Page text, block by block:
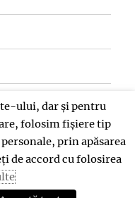
ului, dar și pentru
folosim fișiere tip
prin apăsarea
de accord cu folosirea